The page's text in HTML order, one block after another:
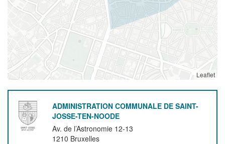
Leaflet
ADMINISTRATION COMMUNALE DE SAINT-
JOSSE-TEN-NOODE
Av. de l’Astronomie 12-13
1210 Bruxelles